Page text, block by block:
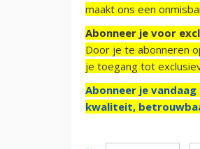
maakt ons een
Abonneer je voor
Door je te abonneren
je toegang tot
Abonneer je
kwaliteit,